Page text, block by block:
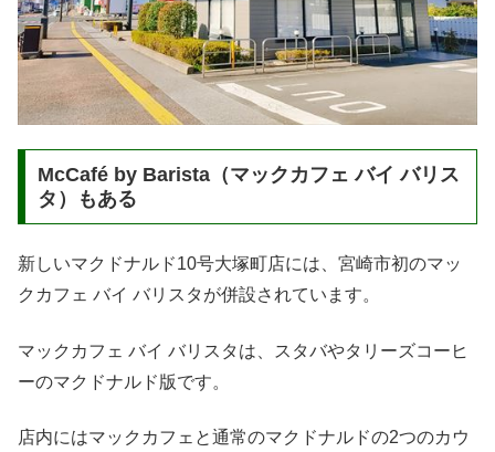
McCafé by Barista（マックカフェ バイ バリス
タ）もある
新しいマクドナルド10号大塚町店には、宮崎市初のマッ
クカフェ バイ バリスタが併設されています。
マックカフェ バイ バリスタは、スタバやタリーズコーヒ
ーのマクドナルド版です。
店内にはマックカフェと通常のマクドナルドの2つのカウ